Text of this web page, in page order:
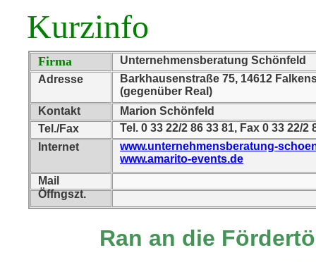
Kurzinfo
Firma
Unternehmensberatung Schönfeld
Adresse
Barkhausenstraße 75, 14612
(gegenüber Real)
Kontakt
Marion Schönfeld
Tel./Fax
Tel. 0 33 22/2 86 33 81, Fax 0 33 22/
Internet
www.unternehmensberatung-
www.amarito-events.de
Mail
Öffngszt.
Ran an die